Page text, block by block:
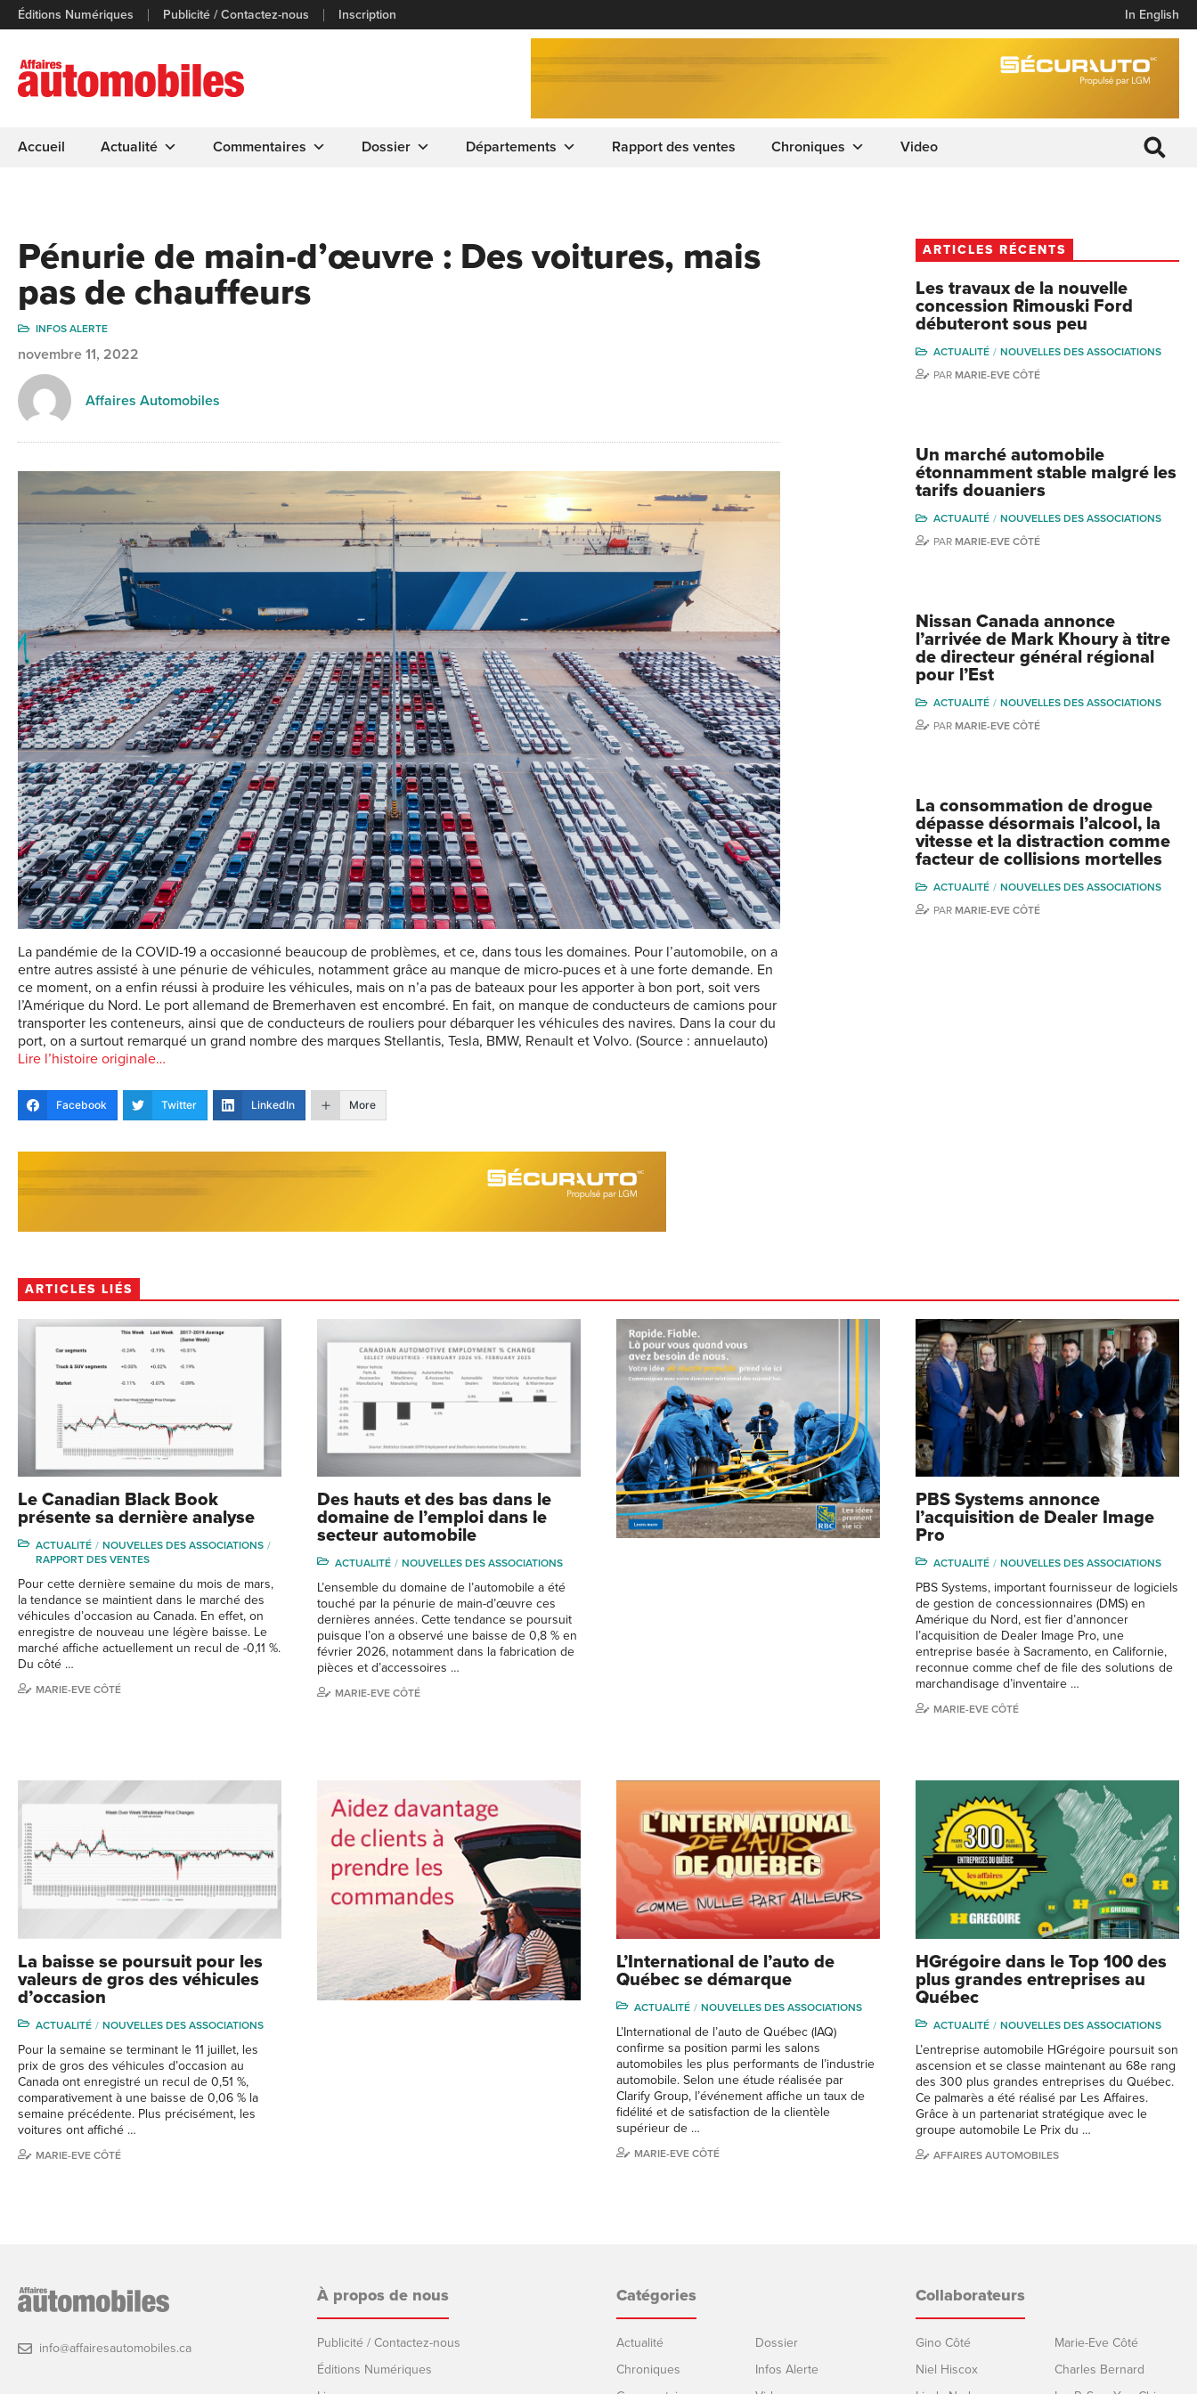
Éditions Numériques Publicité / Contactez-nous Inscription In English
Accueil Actualité Commentaires Dossier Départements Rapport des ventes Chroniques Video
Pénurie de main-d’œuvre : Des voitures, mais
pas de chauffeurs
INFOS ALERTE
novembre 11, 2022
Affaires Automobiles
La pandémie de la COVID-19 a occasionné beaucoup de problèmes, et ce, dans tous les domaines. Pour l’automobile, on a
entre autres assisté à une pénurie de véhicules, notamment grâce au manque de micro-puces et à une forte demande. En
ce moment, on a enfin réussi à produire les véhicules, mais on n’a pas de bateaux pour les apporter à bon port, soit vers
l’Amérique du Nord. Le port allemand de Bremerhaven est encombré. En fait, on manque de conducteurs de camions pour
transporter les conteneurs, ainsi que de conducteurs de rouliers pour débarquer les véhicules des navires. Dans la cour du
port, on a surtout remarqué un grand nombre des marques Stellantis, Tesla, BMW, Renault et Volvo. (Source : annuelauto)
Lire l’histoire originale…
Facebook Twitter LinkedIn More
ARTICLES RÉCENTS
Les travaux de la nouvelle
concession Rimouski Ford
débuteront sous peu
ACTUALITÉ
NOUVELLES DES ASSOCIATIONS
PAR MARIE-EVE CÔTÉ
Un marché automobile
étonnamment stable malgré les
tarifs douaniers
ACTUALITÉ
NOUVELLES DES ASSOCIATIONS
PAR MARIE-EVE CÔTÉ
Nissan Canada annonce
l’arrivée de Mark Khoury à titre
de directeur général régional
pour l’Est
ACTUALITÉ
NOUVELLES DES ASSOCIATIONS
PAR MARIE-EVE CÔTÉ
La consommation de drogue
dépasse désormais l’alcool, la
vitesse et la distraction comme
facteur de collisions mortelles
ACTUALITÉ
NOUVELLES DES ASSOCIATIONS
PAR MARIE-EVE CÔTÉ
ARTICLES LIÉS
Le Canadian Black Book
présente sa dernière analyse
ACTUALITÉ
NOUVELLES DES ASSOCIATIONS
RAPPORT DES VENTES
Pour cette dernière semaine du mois de mars,
la tendance se maintient dans le marché des
véhicules d’occasion au Canada. En effet, on
enregistre de nouveau une légère baisse. Le
marché affiche actuellement un recul de -0,11 %.
Du côté …
MARIE-EVE CÔTÉ
Des hauts et des bas dans le
domaine de l’emploi dans le
secteur automobile
ACTUALITÉ NOUVELLES DES ASSOCIATIONS
L’ensemble du domaine de l’automobile a été
touché par la pénurie de main-d’œuvre ces
dernières années. Cette tendance se poursuit
puisque l’on a observé une baisse de 0,8 % en
février 2026, notamment dans la fabrication de
pièces et d’accessoires …
MARIE-EVE CÔTÉ
PBS Systems annonce
l’acquisition de Dealer Image
Pro
ACTUALITÉ NOUVELLES DES ASSOCIATIONS
PBS Systems, important fournisseur de logiciels
de gestion de concessionnaires (DMS) en
Amérique du Nord, est fier d’annoncer
l’acquisition de Dealer Image Pro, une
entreprise basée à Sacramento, en Californie,
reconnue comme chef de file des solutions de
marchandisage d’inventaire …
MARIE-EVE CÔTÉ
La baisse se poursuit pour les
valeurs de gros des véhicules
d’occasion
ACTUALITÉ NOUVELLES DES ASSOCIATIONS
Pour la semaine se terminant le 11 juillet, les
prix de gros des véhicules d’occasion au
Canada ont enregistré un recul de 0,51 %,
comparativement à une baisse de 0,06 % la
semaine précédente. Plus précisément, les
voitures ont affiché …
MARIE-EVE CÔTÉ
L’International de l’auto de
Québec se démarque
ACTUALITÉ NOUVELLES DES ASSOCIATIONS
L’International de l’auto de Québec (IAQ)
confirme sa position parmi les salons
automobiles les plus performants de l’industrie
automobile. Selon une étude réalisée par
Clarify Group, l’événement affiche un taux de
fidélité et de satisfaction de la clientèle
supérieur de …
MARIE-EVE CÔTÉ
HGrégoire dans le Top 100 des
plus grandes entreprises au
Québec
ACTUALITÉ NOUVELLES DES ASSOCIATIONS
L’entreprise automobile HGrégoire poursuit son
ascension et se classe maintenant au 68e rang
des 300 plus grandes entreprises du Québec.
Ce palmarès a été réalisé par Les Affaires.
Grâce à un partenariat stratégique avec le
groupe automobile Le Prix du …
AFFAIRES AUTOMOBILES
info@affairesautomobiles.ca
À propos de nous
Publicité / Contactez-nous
Éditions Numériques
Catégories
Actualité
Chroniques
Dossier
Infos Alerte
Collaborateurs
Gino Côté
Niel Hiscox
Marie-Eve Côté
Charles Bernard